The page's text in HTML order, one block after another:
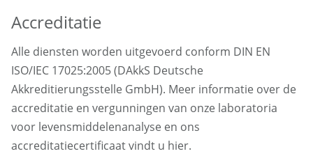
Accreditatie
Alle diensten worden uitgevoerd conform DIN EN
ISO/IEC 17025:2005 (DAkkS Deutsche
Akkreditierungsstelle GmbH). Meer informatie over de
accreditatie en vergunningen van onze laboratoria
voor levensmiddelenanalyse en ons
accreditatiecertificaat vindt u hier.